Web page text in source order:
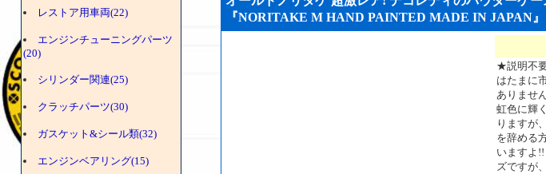
レストア用車両(22)
エンジンチューニングパーツ
(20)
シリンダー関連(25)
クラッチパーツ(30)
ガスケット&シール類(32)
エンジンベアリング(15)
『NORITAKE M HAND PAINTED MADE IN JAPAN』
★説明不
はたまに
ありませ
虹色に輝
りますが
を辞める
いますよ
ズですが